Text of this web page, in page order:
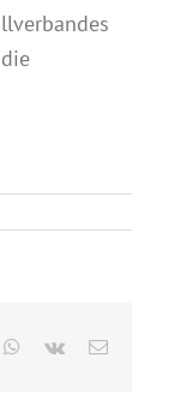
WhatsApp
Vk
E-